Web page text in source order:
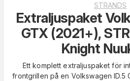
STRANDS
Extraljuspaket
GTX (2021+),
Knight
Ett komplett extraljuspaket för
frontgrillen på en Volkswagen ID.5